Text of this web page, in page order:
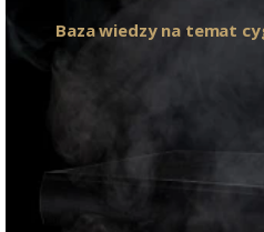
Baza wiedzy na temat